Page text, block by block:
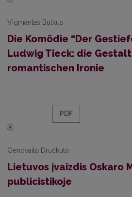
Vigmantas Butkus
Die Komödie “Der
Ludwig Tieck: die
romantischen Ironie
PDF
Genovaitė Dručkutė
Lietuvos įvaizdis Oskaro
publicistikoje